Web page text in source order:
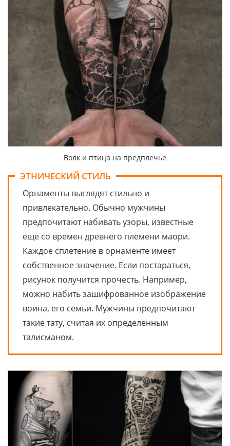
Волк и птица на предплечье
ЭТНИЧЕСКИЙ СТИЛЬ
Орнаменты выглядят стильно и
привлекательно. Обычно мужчины
предпочитают набивать узоры, известные
еще со времен древнего племени маори.
Каждое сплетение в орнаменте имеет
собственное значение. Если постараться,
рисунок получится прочесть. Например,
можно набить зашифрованное изображение
воина, его семьи. Мужчины предпочитают
такие тату, считая их определенным
талисманом.